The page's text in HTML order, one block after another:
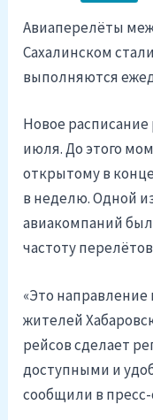
Авиаперелёты
Сахалинском
выполняются
Новое расписание
июля. До этого
открытому в
в неделю. Одной
авиакомпаний
частоту
«Это
жителей
рейсов сделает
доступными и
сообщили в